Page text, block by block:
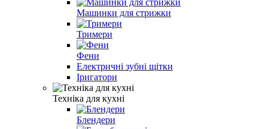
Машинки для стрижки
Тримери
Фени
Електричні зубні щітки
Іригатори
Техніка для кухні
Блендери